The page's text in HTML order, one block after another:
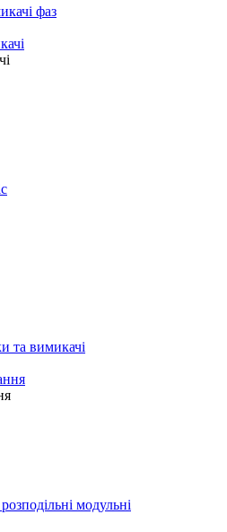
фаз
та вимикачі
модульні